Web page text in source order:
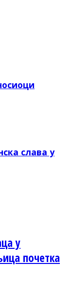
слава у
у
почетка